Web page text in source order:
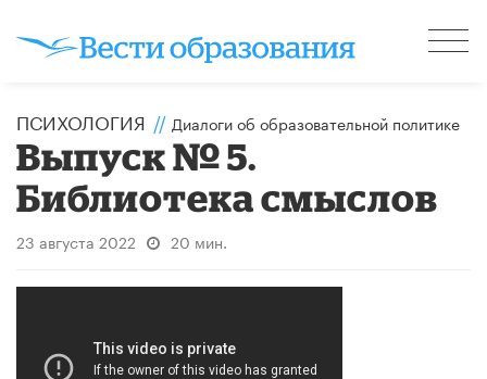
ПСИХОЛОГИЯ // Диалоги об образовательной политике
Выпуск № 5.
Библиотека смыслов
23 августа 2022 20 мин.